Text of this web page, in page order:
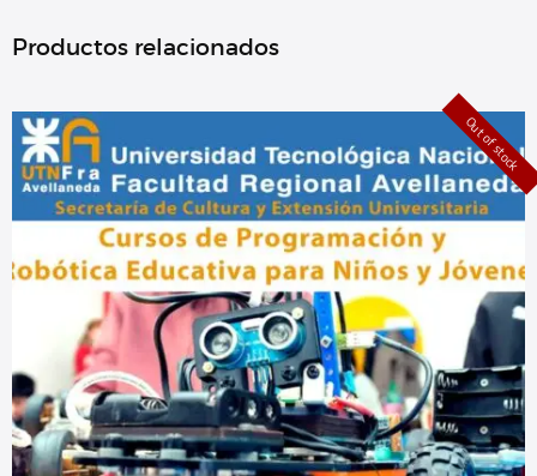
Productos relacionados
Out of stock